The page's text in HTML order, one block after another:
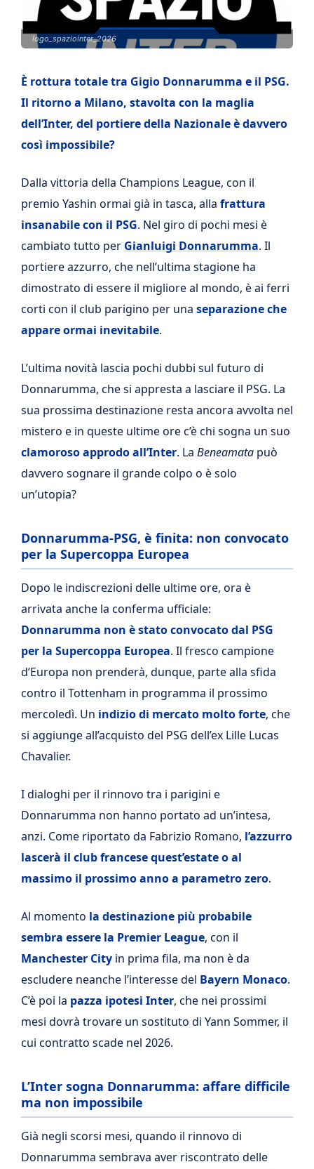
logo_spaziointer_2026
È rottura totale tra Gigio Donnarumma e il PSG.
Il ritorno a Milano, stavolta con la maglia
dell’Inter, del portiere della Nazionale è davvero
così impossibile?
Dalla vittoria della Champions League, con il
premio Yashin ormai già in tasca, alla frattura
insanabile con il PSG. Nel giro di pochi mesi è
cambiato tutto per Gianluigi Donnarumma. Il
portiere azzurro, che nell’ultima stagione ha
dimostrato di essere il migliore al mondo, è ai ferri
corti con il club parigino per una separazione che
appare ormai inevitabile.
L’ultima novità lascia pochi dubbi sul futuro di
Donnarumma, che si appresta a lasciare il PSG. La
sua prossima destinazione resta ancora avvolta nel
mistero e in queste ultime ore c’è chi sogna un suo
clamoroso approdo all’Inter. La Beneamata può
davvero sognare il grande colpo o è solo
un’utopia?
Donnarumma-PSG, è finita: non convocato
per la Supercoppa Europea
Dopo le indiscrezioni delle ultime ore, ora è
arrivata anche la conferma ufficiale:
Donnarumma non è stato convocato dal PSG
per la Supercoppa Europea. Il fresco campione
d’Europa non prenderà, dunque, parte alla sfida
contro il Tottenham in programma il prossimo
mercoledì. Un indizio di mercato molto forte, che
si aggiunge all’acquisto del PSG dell’ex Lille Lucas
Chavalier.
I dialoghi per il rinnovo tra i parigini e
Donnarumma non hanno portato ad un’intesa,
anzi. Come riportato da Fabrizio Romano, l’azzurro
lascerà il club francese quest’estate o al
massimo il prossimo anno a parametro zero.
Al momento la destinazione più probabile
sembra essere la Premier League, con il
Manchester City in prima fila, ma non è da
escludere neanche l’interesse del Bayern Monaco.
C’è poi la pazza ipotesi Inter, che nei prossimi
mesi dovrà trovare un sostituto di Yann Sommer, il
cui contratto scade nel 2026.
L’Inter sogna Donnarumma: affare difficile
ma non impossibile
Già negli scorsi mesi, quando il rinnovo di
Donnarumma sembrava aver riscontrato delle